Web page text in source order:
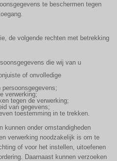
te beschermen tegen
de volgende rechten met betrekking
die wij van u
of onvolledige
persoonsgegevens;
verwerking;
tegen de verwerking;
van gegevens;
toestemming in te trekken.
kunnen onder omstandigheden
verwerking noodzakelijk is om te
of voor het instellen, uitoefenen
Daarnaast kunnen verzoeken